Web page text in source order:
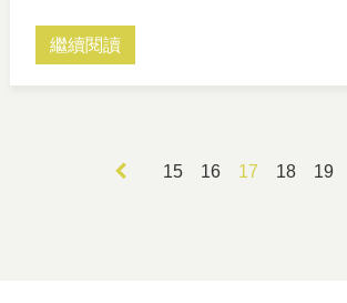
繼續閱讀
15 16 17 18 19